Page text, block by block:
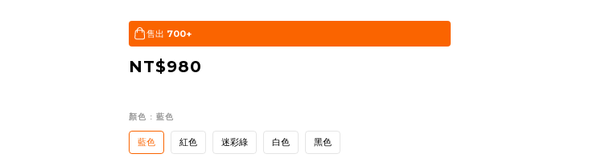
售出 700+
NT$980
顏色 : 藍色
藍色 紅色 迷彩綠 白色 黑色